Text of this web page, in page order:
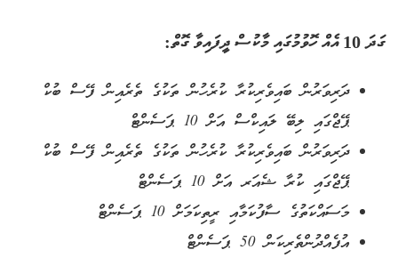
ގަދަ 10 އެއް ހޮވުމުގައި މާކުސް ދީފައިވާ ގޮތް:
ދަރިވަރުން ބައިވެރިކުރާ ކުރެހުން ތަކުގެ ތެރެއިން ފޭސް ބުކް
ޕޭޖްގައި ލިބޭ ލައިކްސް އަށް 10 ޕަސެންޓް
ދަރިވަރުން ބައިވެރިކުރާ ކުރެހުން ތަކުގެ ތެރެއިން ފޭސް ބުކް
ޕޭޖްގައި ކުރާ ޝެއަރ އަށް 10 ޕަސެންޓް
މަސައްކަތުގެ ސާފުކަމާއި ރީތިކަމަށް 10 ޕަސެންޓް
އުފެއްދުންތެރިކަން 50 ޕަސެންޓް